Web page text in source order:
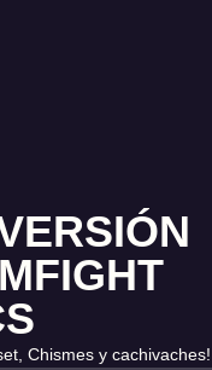
Chismes y cachivaches!